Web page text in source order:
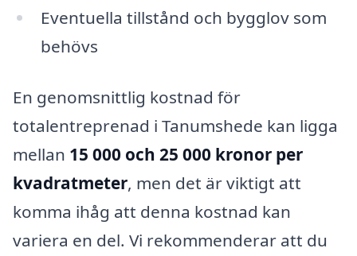
Eventuella tillstånd och bygglov som
behövs
En genomsnittlig kostnad för
totalentreprenad i Tanumshede kan ligga
mellan 15 000 och 25 000 kronor per
kvadratmeter, men det är viktigt att
komma ihåg att denna kostnad kan
variera en del. Vi rekommenderar att du